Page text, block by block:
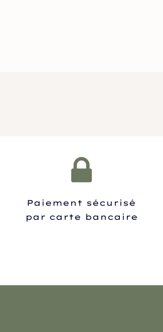
Paiement sécurisé
par carte bancaire